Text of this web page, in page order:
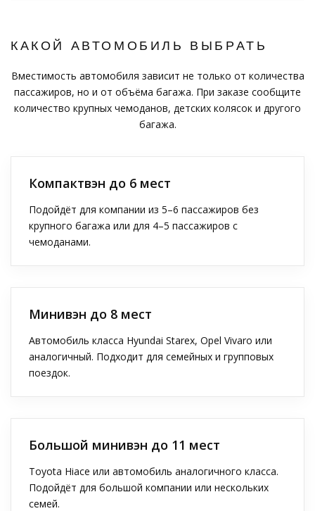
КАКОЙ АВТОМОБИЛЬ ВЫБРАТЬ
Вместимость автомобиля зависит не только от количества
пассажиров, но и от объёма багажа. При заказе сообщите
количество крупных чемоданов, детских колясок и другого
багажа.
Компактвэн до 6 мест
Подойдёт для компании из 5–6 пассажиров без
крупного багажа или для 4–5 пассажиров с
чемоданами.
Минивэн до 8 мест
Автомобиль класса Hyundai Starex, Opel Vivaro или
аналогичный. Подходит для семейных и групповых
поездок.
Большой минивэн до 11 мест
Toyota Hiace или автомобиль аналогичного класса.
Подойдёт для большой компании или нескольких
семей.